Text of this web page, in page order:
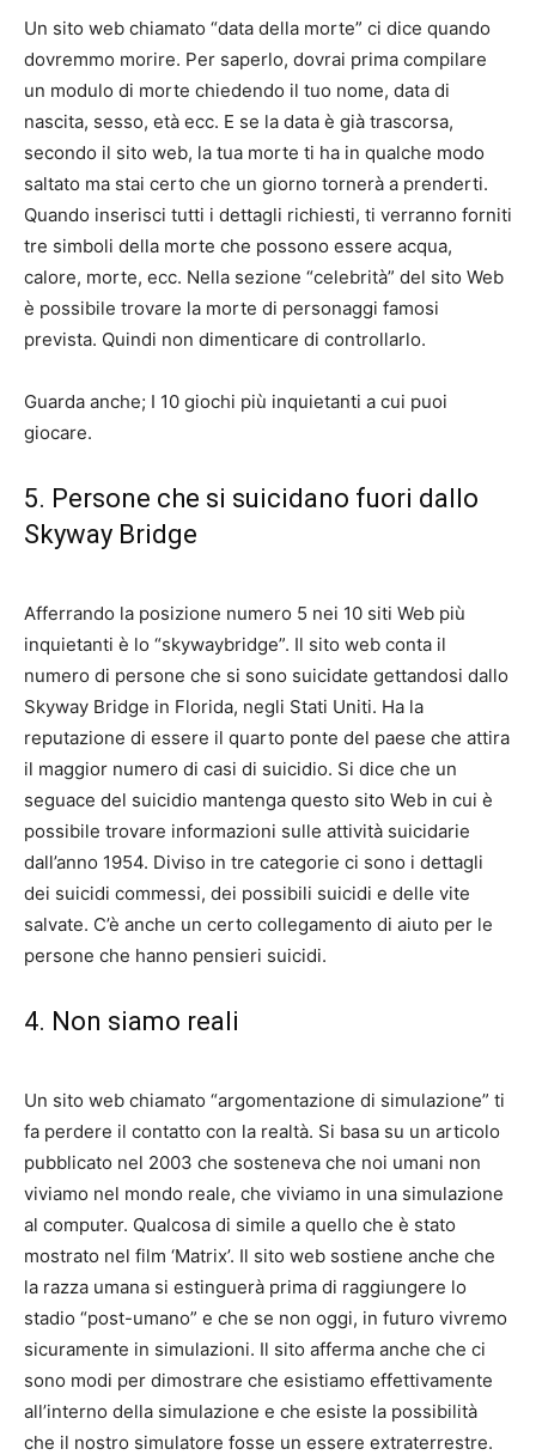
Un sito web chiamato “data della morte” ci dice quando
dovremmo morire. Per saperlo, dovrai prima compilare
un modulo di morte chiedendo il tuo nome, data di
nascita, sesso, età ecc. E se la data è già trascorsa,
secondo il sito web, la tua morte ti ha in qualche modo
saltato ma stai certo che un giorno tornerà a prenderti.
Quando inserisci tutti i dettagli richiesti, ti verranno forniti
tre simboli della morte che possono essere acqua,
calore, morte, ecc. Nella sezione “celebrità” del sito Web
è possibile trovare la morte di personaggi famosi
prevista. Quindi non dimenticare di controllarlo.
Guarda anche; I 10 giochi più inquietanti a cui puoi
giocare.
5. Persone che si suicidano fuori dallo
Skyway Bridge
Afferrando la posizione numero 5 nei 10 siti Web più
inquietanti è lo “skywaybridge”. Il sito web conta il
numero di persone che si sono suicidate gettandosi dallo
Skyway Bridge in Florida, negli Stati Uniti. Ha la
reputazione di essere il quarto ponte del paese che attira
il maggior numero di casi di suicidio. Si dice che un
seguace del suicidio mantenga questo sito Web in cui è
possibile trovare informazioni sulle attività suicidarie
dall’anno 1954. Diviso in tre categorie ci sono i dettagli
dei suicidi commessi, dei possibili suicidi e delle vite
salvate. C’è anche un certo collegamento di aiuto per le
persone che hanno pensieri suicidi.
4. Non siamo reali
Un sito web chiamato “argomentazione di simulazione” ti
fa perdere il contatto con la realtà. Si basa su un articolo
pubblicato nel 2003 che sosteneva che noi umani non
viviamo nel mondo reale, che viviamo in una simulazione
al computer. Qualcosa di simile a quello che è stato
mostrato nel film ‘Matrix’. Il sito web sostiene anche che
la razza umana si estinguerà prima di raggiungere lo
stadio “post-umano” e che se non oggi, in futuro vivremo
sicuramente in simulazioni. Il sito afferma anche che ci
sono modi per dimostrare che esistiamo effettivamente
all’interno della simulazione e che esiste la possibilità
che il nostro simulatore fosse un essere extraterrestre.